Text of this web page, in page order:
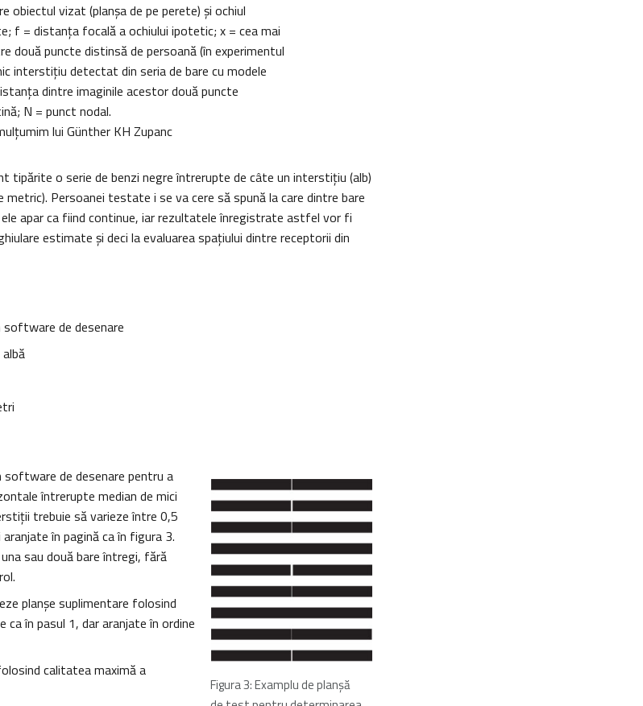
obiectul vizat (planşa de pe perete) şi ochiul
; f = distanţa focală a ochiului ipotetic; x = cea mai
două puncte distinsă de persoană (în experimentul
interstiţiu detectat din seria de bare cu modele
dintre imaginile acestor două puncte
N = punct nodal.
lui Günther KH Zupanc
tipărite o serie de benzi negre întrerupte de câte un interstiţiu (alb)
Persoanei testate i se va cere să spună la care dintre bare
apar ca fiind continue, iar rezultatele înregistrate astfel vor fi
estimate şi deci la evaluarea spaţiului dintre receptorii din
de desenare
Figura 3: Examplu de planşă
de desenare pentru a
întrerupte median de mici
trebuie să varieze între 0,5
în pagină ca în figura 3.
sau două bare întregi, fără
planşe suplimentare folosind
ca în pasul 1, dar aranjate în ordine
calitatea maximă a